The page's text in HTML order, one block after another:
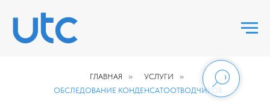
ГЛАВНАЯ » УСЛУГИ
»
ОБСЛЕДОВАНИЕ КОНДЕНСАТООТВОДЧИКОВ